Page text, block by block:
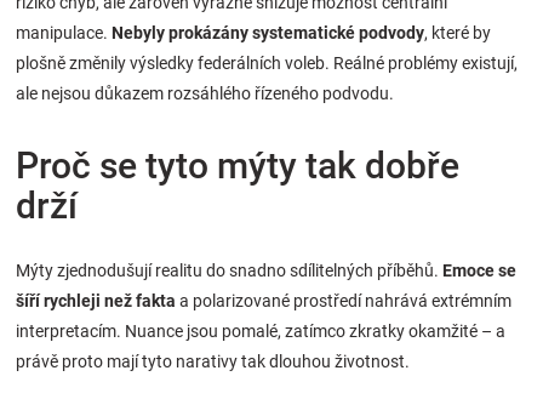
manipulace. Nebyly prokázány systematické podvody, které by
plošně změnily výsledky federálních voleb. Reálné problémy existují,
ale nejsou důkazem rozsáhlého řízeného podvodu.
Proč se tyto mýty tak dobře
drží
Mýty zjednodušují realitu do snadno sdílitelných příběhů. Emoce se
šíří rychleji než fakta a polarizované prostředí nahrává extrémním
interpretacím. Nuance jsou pomalé, zatímco zkratky okamžité – a
právě proto mají tyto narativy tak dlouhou životnost.